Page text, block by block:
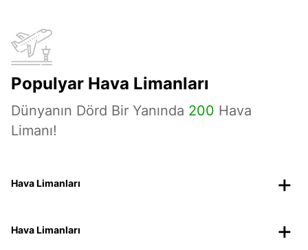
Populyar Hava Limanları
Dünyanın Dörd Bir Yanında 200 Hava
Limanı!
Hava Limanları
Hava Limanları